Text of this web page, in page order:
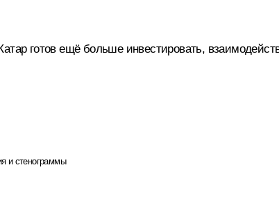
готов ещё больше инвестировать,
и стенограммы